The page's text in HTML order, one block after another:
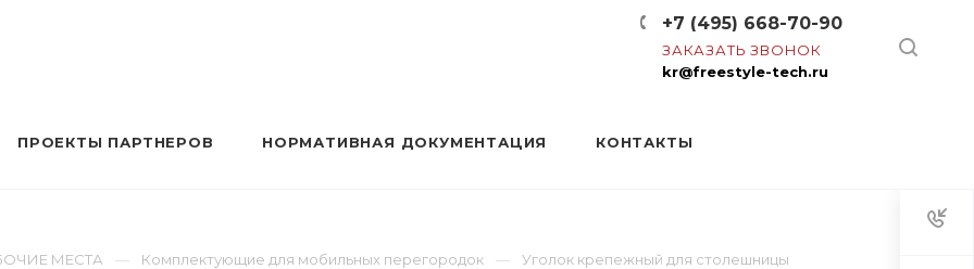
+7 (495) 668-70-90
ЗАКАЗАТЬ ЗВОНОК
kr@freestyle-tech.ru
ПРОЕКТЫ ПАРТНЕРОВ НОРМАТИВНАЯ ДОКУМЕНТАЦИЯ КОНТАКТЫ
МЕСТА Комплектующие для мобильных перегородок Уголок крепежный для столешницы